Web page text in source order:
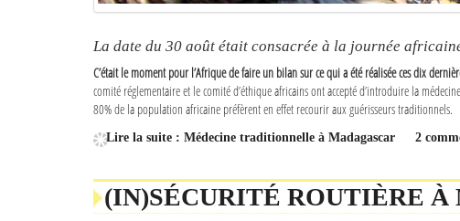
La date du 30 août était consacrée à la journée
C’était le moment pour l’Afrique de faire un bilan sur ce qui a été réalisée ces dix
comité réglementaire et le comité d’éthique africains ont accepté d’introduire la
80% de la population africaine préfèrent en effet recourir aux guérisseurs traditionnels.
Lire la suite : Médecine traditionnelle à Madagascar 2
(IN)SÉCURITÉ ROUTIÈRE À